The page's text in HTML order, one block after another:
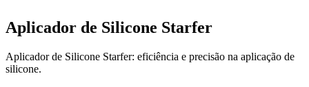
Aplicador de Silicone Starfer
Aplicador de Silicone Starfer: eficiência e precisão na aplicação de
silicone.